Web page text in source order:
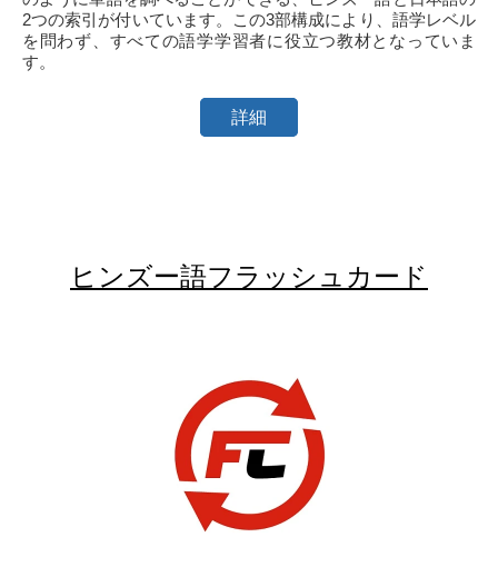
2つの索引が付いています。この3部構成により、語学レベル
を問わず、すべての語学学習者に役立つ教材となっていま
す。
詳細
ヒンズー語フラッシュカード